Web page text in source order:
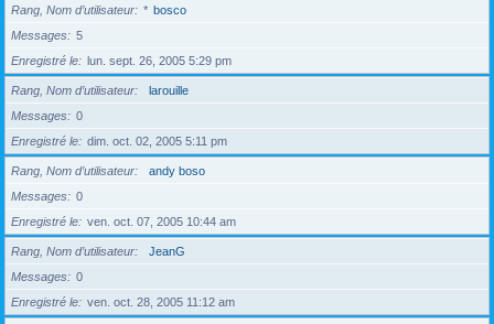
Rang, Nom d’utilisateur * bosco
Messages
5
Enregistré le
lun. sept. 26, 2005 5:29 pm
Rang, Nom d’utilisateur
larouille
Messages
0
Enregistré le
dim. oct. 02, 2005 5:11 pm
Rang, Nom d’utilisateur
andy boso
Messages
0
Enregistré le
ven. oct. 07, 2005 10:44 am
Rang, Nom d’utilisateur
JeanG
Messages
0
Enregistré le
ven. oct. 28, 2005 11:12 am